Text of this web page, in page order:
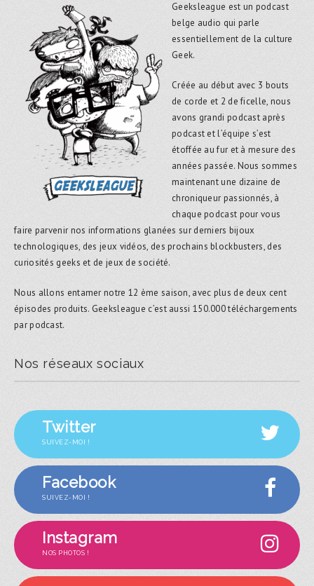
Geeksleague est un podcast
belge audio qui parle
essentiellement de la culture
Geek.
Créée au début avec 3 bouts
de corde et 2 de ficelle, nous
avons grandi podcast après
podcast et l’équipe s’est
étoffée au fur et à mesure des
années passée. Nous sommes
maintenant une dizaine de
chroniqueur passionnés, à
chaque podcast pour vous
faire parvenir nos informations glanées sur derniers bijoux
technologiques, des jeux vidéos, des prochains blockbusters, des
curiosités geeks et de jeux de société.
Nous allons entamer notre 12 ème saison, avec plus de deux cent
épisodes produits. Geeksleague c’est aussi 150.000 téléchargements
par podcast.
Nos réseaux sociaux
Twitter
SUIVEZ-MOI !
Facebook
SUIVEZ-MOI !
Instagram
NOS PHOTOS !